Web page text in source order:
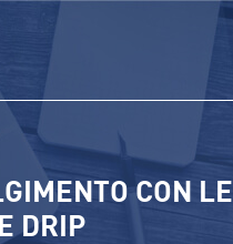
CON LE
DRIP